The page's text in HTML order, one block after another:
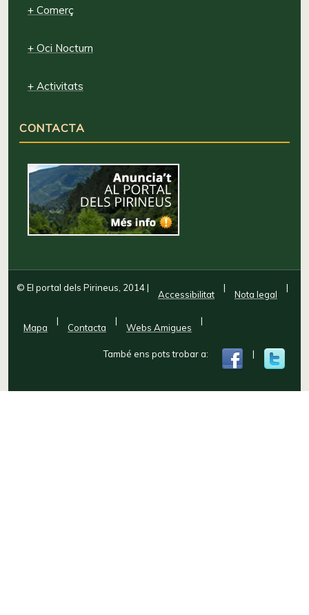
+ Comerç
+ Oci Nocturn
+ Activitats
CONTACTA
© El portal dels Pirineus, 2014|
Accessibilitat
|
Nota legal
|
Mapa
|
Contacta
|
Webs Amigues
|
També ens pots trobar a: |